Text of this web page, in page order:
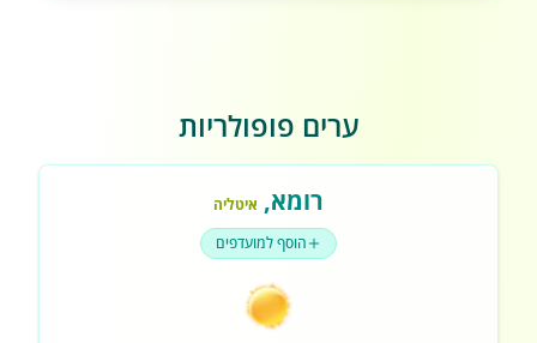
ערים פופולריות
רומא, איטליה
הוסף למועדפים